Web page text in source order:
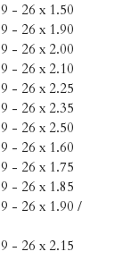
- 26 x 1.50
- 26 x 1.90
- 26 x 2.00
- 26 x 2.10
- 26 x 2.25
- 26 x 2.35
- 26 x 2.50
- 26 x 1.60
- 26 x 1.75
- 26 x 1.85
- 26 x 1.90 /
- 26 x 2.15